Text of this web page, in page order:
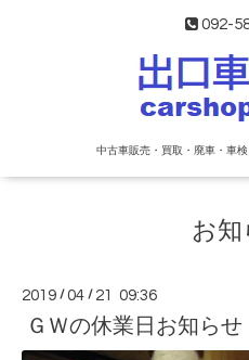
092-
中古車販売・買取・廃車・車
お知
2019 /04 / 21 09:36
ＧＷの休業日お知らせ